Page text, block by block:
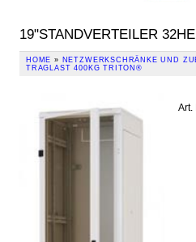
19"STANDVERTEILER
HOME » NETZWERKSCHRÄNKE UND
TRAGLAST 400KG TRITON®
Art.